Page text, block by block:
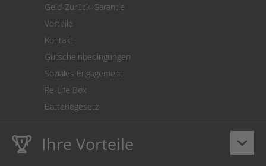
Geld-Zurück-Garantie
Vorteile
Kontakt
Gutscheinbedingungen
Soziales Engagement
Re-Life Box
Batteriegesetz
keyboard_arrow_down
Ihre Vorteile